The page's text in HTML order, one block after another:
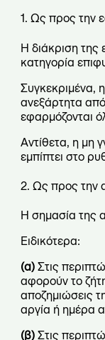
1. Ως προς την
Η διάκριση της
κατηγορία
Συγκεκριμένα,
ανεξάρτητα
εφαρμόζονται
Αντίθετα, η μη
εμπίπτει στο
2. Ως προς την
Η σημασία της
Ειδικότερα:
(α)Στις
αφορούν το
αποζημιώσεις
αργία ή ημέρα
(β)Στις